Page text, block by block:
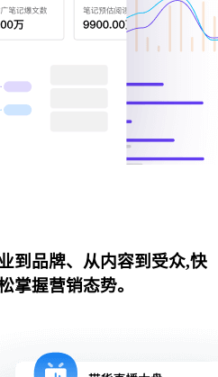
到品牌、从内容到受众,快
掌握营销态势。